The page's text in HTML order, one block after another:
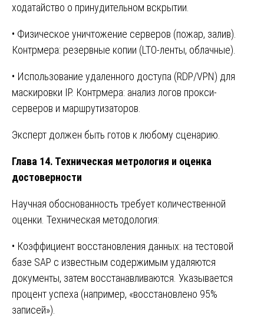
ходатайство о принудительном вскрытии.
• Физическое уничтожение серверов (пожар, залив).
Контрмера: резервные копии (LTO-ленты, облачные).
• Использование удаленного доступа (RDP/VPN) для
маскировки IP. Контрмера: анализ логов прокси-
серверов и маршрутизаторов.
Эксперт должен быть готов к любому сценарию.
Глава 14. Техническая метрология и оценка
достоверности
Научная обоснованность требует количественной
оценки. Техническая методология:
• Коэффициент восстановления данных: на тестовой
базе SAP с известным содержимым удаляются
документы, затем восстанавливаются. Указывается
процент успеха (например, «восстановлено 95%
записей»).